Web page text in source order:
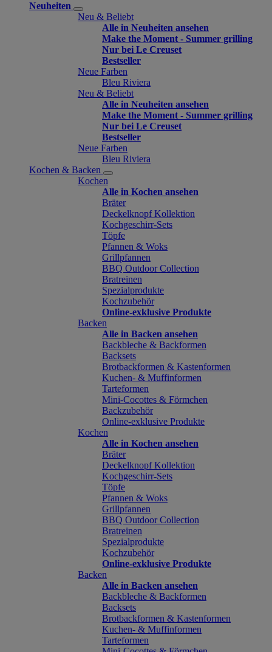
Neuheiten
Neu & Beliebt
Alle in Neuheiten ansehen
Make the Moment - Summer grilling
Nur bei Le Creuset
Bestseller
Neue Farben
Bleu Riviera
Neu & Beliebt
Alle in Neuheiten ansehen
Make the Moment - Summer grilling
Nur bei Le Creuset
Bestseller
Neue Farben
Bleu Riviera
Kochen & Backen
Kochen
Alle in Kochen ansehen
Bräter
Deckelknopf Kollektion
Kochgeschirr-Sets
Töpfe
Pfannen & Woks
Grillpfannen
BBQ Outdoor Collection
Bratreinen
Spezialprodukte
Kochzubehör
Online-exklusive Produkte
Backen
Alle in Backen ansehen
Backbleche & Backformen
Backsets
Brotbackformen & Kastenformen
Kuchen- & Muffinformen
Tarteformen
Mini-Cocottes & Förmchen
Backzubehör
Online-exklusive Produkte
Kochen
Alle in Kochen ansehen
Bräter
Deckelknopf Kollektion
Kochgeschirr-Sets
Töpfe
Pfannen & Woks
Grillpfannen
BBQ Outdoor Collection
Bratreinen
Spezialprodukte
Kochzubehör
Online-exklusive Produkte
Backen
Alle in Backen ansehen
Backbleche & Backformen
Backsets
Brotbackformen & Kastenformen
Kuchen- & Muffinformen
Tarteformen